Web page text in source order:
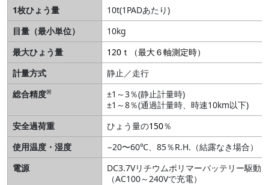
1枚ひょう量
10t(1PADあたり)
目量（最小単位）
10kg
最大ひょう量
120ｔ（最大６軸測定時）
計量方式
静止／走行
総合精度※
±1～3％(静止計量時)
±1～8％(通過計量時、時速10km以下)
安全過荷重
ひょう量の150％
使用温度・湿度
−20〜60℃、85％R.H.（結露なき場合）
電源
DC3.7Vリチウムポリマーバッテリー駆動
（AC100～240Vで充電）